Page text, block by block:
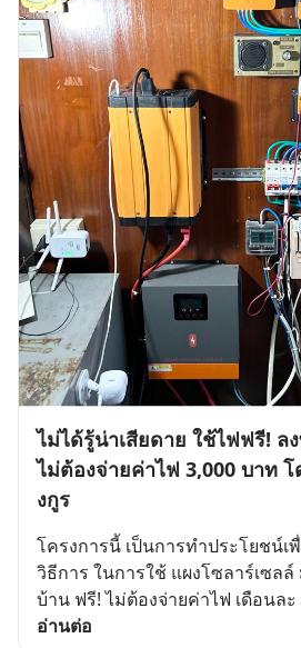
ไม่ได้รู้น่าเสียดาย ใช้ไฟฟรี! ล
ไม่ต้องจ่ายค่าไฟ 3,000 บาท
งกูร
โครงการนี้ เป็นการทำประโยชน์เ
วิธีการ ในการใช้ แผงโซลาร์เซล
บ้าน ฟรี! ไม่ต้องจ่ายค่าไฟ เดือนละ
อ่านต่อ